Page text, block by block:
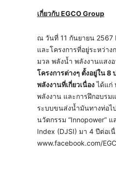
เกี่ยวกับEGCO Group
ณ วันที่ 11 กันยายน 2567
และโครงการที่อยู่ระหว่าง
มวล พลังน้ำ พลังงานแสง
โครงการต่างๆ ตั้งอยู่ใน8
พลังงานที่เกี่ยวเนื่องได้แก่
พลังงาน และการฝึกอบรม
ระบบขนส่งน้ำมันทางท่อไป
นวัตกรรม “Innopower”
Index (DJSI) มา 4 ปีต่อเ
www.facebook.com/